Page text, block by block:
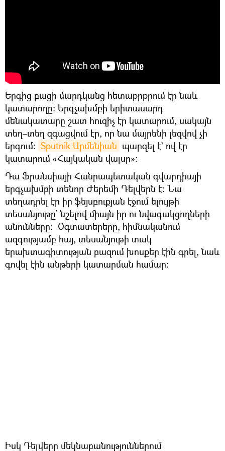
Երգից բացի մարդկանց հետաքրքրում էր նաև
կատարողը։ Երգչախմբի երիտասարդ
մենակատարը շատ հուզիչ էր կատարում, սակայն
տեղ–տեղ զգացվում էր, որ նա մայրենի լեզվով չի
երգում։ Sputnik Արմենիան պարզել է` ով էր
կատարում «Հայկական վալսը»։
Դա Ֆրանսիայի Հանրապետական գվարդիայի
երգչախմբի տենոր Ժերեմի Դելվերն է։ Նա
տեղադրել էր իր ֆեյսբուքյան էջում ելույթի
տեսանյութը` նշելով միայն իր ու նվագակցողների
անունները։ Օգտատերերը, հիմնականում
ազգությամբ հայ, տեսանյութի տակ
երախտագիտության բազում խոսքեր էին գրել, նաև
գովել էին անթերի կատարման համար։
Իսկ Դելվերը մեկնաբանություններում